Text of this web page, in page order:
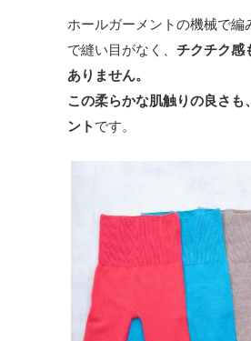
ホールガーメントの機械で編
で縫い目がなく、 チクチク感
ありません。
この柔らかな肌触りの良さも
ント です。